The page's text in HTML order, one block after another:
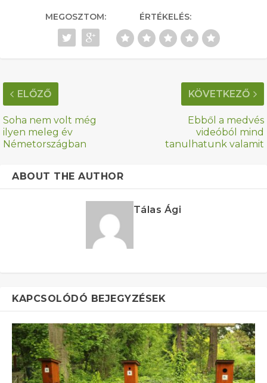
MEGOSZTOM: ÉRTÉKELÉS:
ELŐZŐ
Soha nem volt még
ilyen meleg év
Németországban
KÖVETKEZŐ
Ebből a medvés
videóból mind
tanulhatunk valamit
ABOUT THE AUTHOR
Tálas Ági
KAPCSOLÓDÓ BEJEGYZÉSEK